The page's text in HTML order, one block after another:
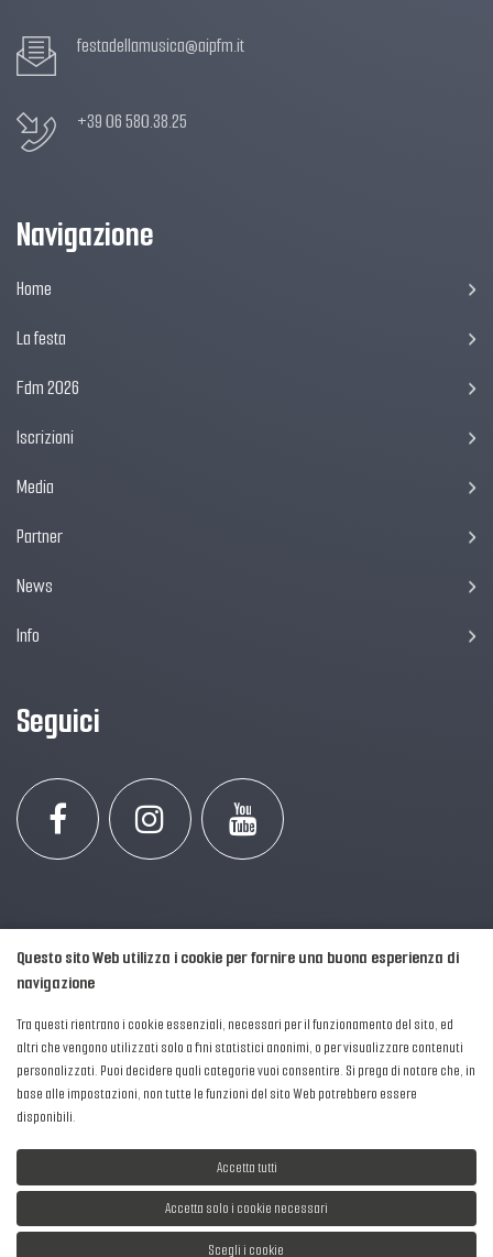
festadellamusica@aipfm.it
+39 06 580.38.25
Navigazione
Home
La festa
Fdm 2026
Iscrizioni
Media
Partner
News
Info
Seguici
2016-2026 © AIPFM - Festa della Musica Italia Tutti i Diritti Riservati.
Privacy Policy
| Cookies
Questo sito Web utilizza i cookie per fornire una buona esperienza di
navigazione
Tra questi rientrano i cookie essenziali, necessari per il funzionamento del sito, ed
altri che vengono utilizzati solo a fini statistici anonimi, o per visualizzare contenuti
personalizzati. Puoi decidere quali categorie vuoi consentire. Si prega di notare che, in
base alle impostazioni, non tutte le funzioni del sito Web potrebbero essere
disponibili.
Accetta tutti
Accetta solo i cookie necessari
Scegli i cookie